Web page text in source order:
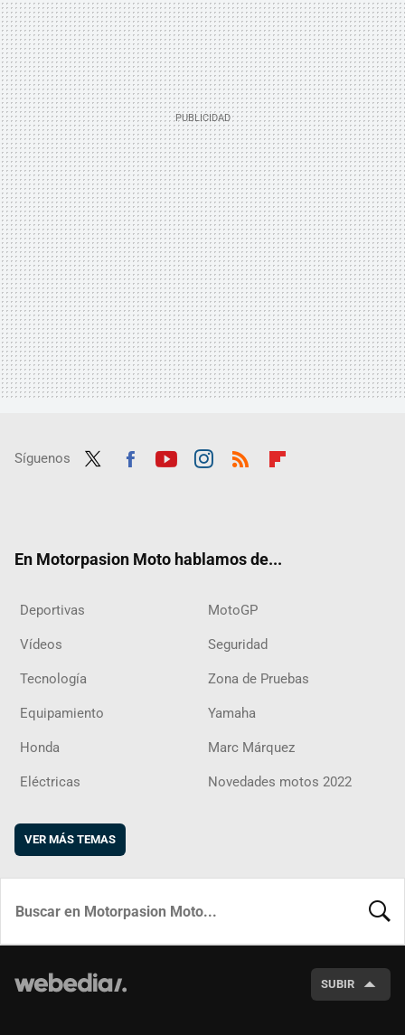
Síguenos
En Motorpasion Moto hablamos de...
Deportivas MotoGP
Vídeos Seguridad
Tecnología Zona de Pruebas
Equipamiento Yamaha
Honda Marc Márquez
Eléctricas Novedades motos 2022
VER MÁS TEMAS
SUBIR